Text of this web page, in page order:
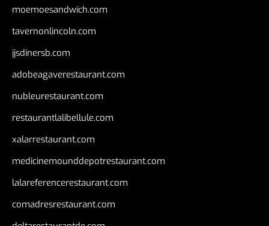
moemoesandwich.com
tavernonlincoln.com
jjsdinersb.com
adobeagaverestaurant.com
nubleurestaurant.com
restaurantlalibellule.com
xalarrestaurant.com
medicinemounddepotrestaurant.com
lalareferencerestaurant.com
comadresrestaurant.com